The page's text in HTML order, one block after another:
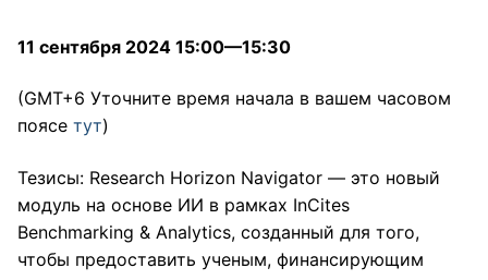
11 сентября 2024 15:00—15:30
(GMT+6 Уточните время начала в вашем часовом
поясе тут)
Тезисы: Research Horizon Navigator — это новый
модуль на основе ИИ в рамках InCites
Benchmarking & Analytics, созданный для того,
чтобы предоставить ученым, финансирующим